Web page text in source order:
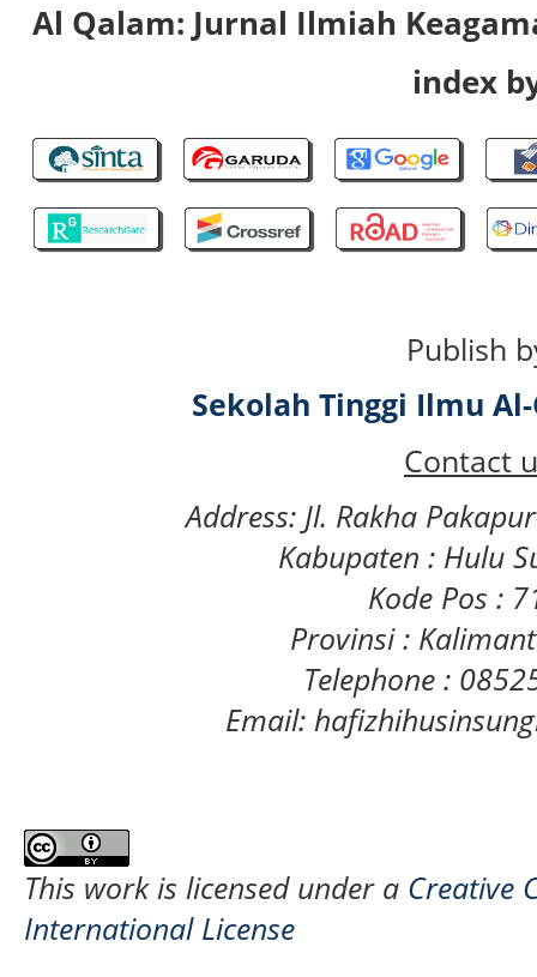
Al Qalam: Jurnal Ilmiah
index
Publish
Sekolah Tinggi Ilmu
Contact
Address: Jl. Rakha
Kabupaten : Hulu
Kode Pos :
Provinsi :
Telephone :
Email:
This work is licensed under a Creative
International License